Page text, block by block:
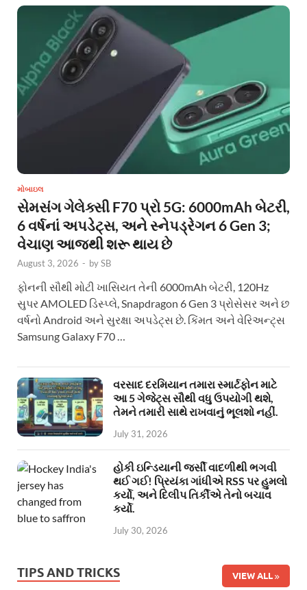
મોબાઇલ
સેમસંગ ગેલેક્સી F70 પ્રો 5G: 6000mAh બેટરી,
6 વર્ષનાં અપડેટ્સ, અને સ્નેપડ્રેગન 6 Gen 3;
વેચાણ આજથી શરૂ થાય છે
August 3, 2026 - bySB
ફોનની સૌથી મોટી ખાસિયત તેની 6000mAh બેટરી, 120Hz
સુપર AMOLED ડિસ્પ્લે, Snapdragon 6 Gen 3 પ્રોસેસર અને છ
વર્ષનો Android અને સુરક્ષા અપડેટ્સ છે. કિંમત અને વેરિઅન્ટ્સ
Samsung Galaxy F70 …
વરસાદ દરમિયાન તમારા સ્માર્ટફોન માટે
આ 5 ગેજેટ્સ સૌથી વધુ ઉપયોગી થશે,
તેમને તમારી સાથે રાખવાનું ભૂલશો નહીં.
July 31, 2026
હોકી ઇન્ડિયાની જર્સી વાદળીથી ભગવી
થઈ ગઈ! પ્રિયંકા ગાંધીએ RSS પર હુમલો
કર્યો, અને દિલીપ તિર્કીએ તેનો બચાવ
કર્યો.
July 30, 2026
TIPS AND TRICKS VIEW ALL